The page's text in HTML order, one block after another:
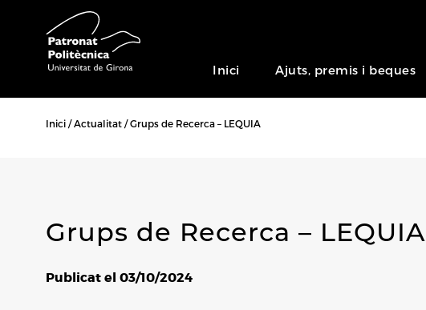
Inici Ajuts, premis i beques
Inici Actualitat Grups de Recerca – LEQUIA
Grups de Recerca – LEQUIA
Publicat el 03/10/2024